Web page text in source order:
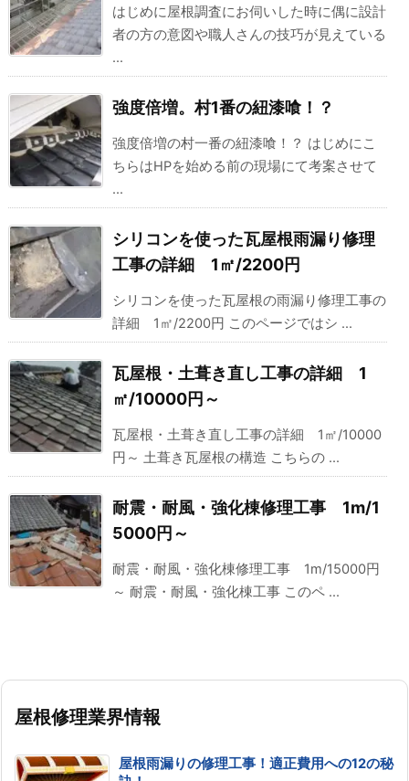
はじめに屋根調査にお伺いした時に偶に設計
者の方の意図や職人さんの技巧が見えている
...
強度倍増。村1番の紐漆喰！？
強度倍増の村一番の紐漆喰！？ はじめにこ
ちらはHPを始める前の現場にて考案させて
...
シリコンを使った瓦屋根雨漏り修理
工事の詳細 1㎡/2200円
シリコンを使った瓦屋根の雨漏り修理工事の
詳細 1㎡/2200円 このページではシ ...
瓦屋根・土葺き直し工事の詳細 1
㎡/10000円～
瓦屋根・土葺き直し工事の詳細 1㎡/10000
円～ 土葺き瓦屋根の構造 こちらの ...
耐震・耐風・強化棟修理工事 1m/1
5000円～
耐震・耐風・強化棟修理工事 1m/15000円
～ 耐震・耐風・強化棟工事 このペ ...
屋根修理業界情報
屋根雨漏りの修理工事！適正費用への12の秘